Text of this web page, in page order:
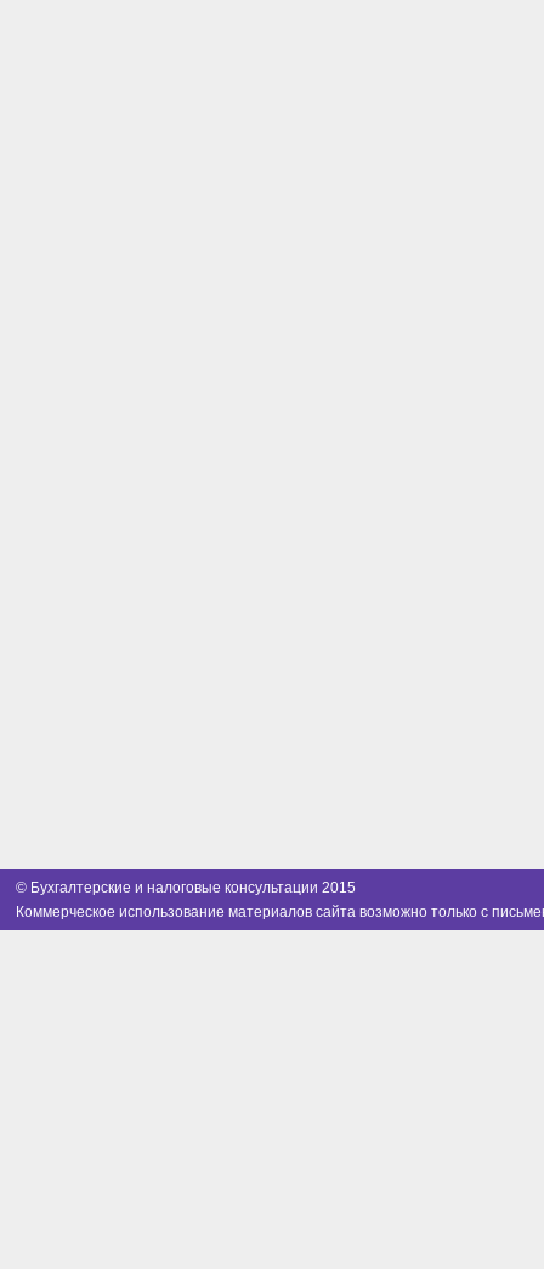
© Бухгалтерские и налоговые консультации 2015
Коммерческое использование материалов сайта возможно только с